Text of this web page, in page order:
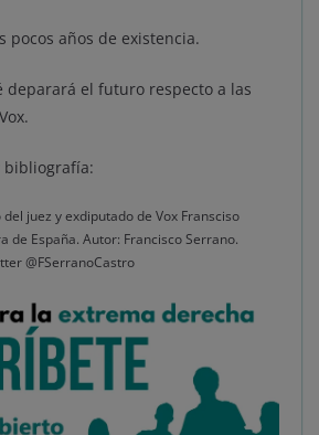
pocos años de existencia.
deparará el futuro respecto a las
bibliografía:
juez y exdiputado de Vox Fransciso
de España. Autor: Francisco Serrano.
@FSerranoCastro